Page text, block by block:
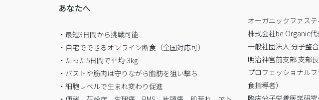
あなたへ
・最短3日間から挑戦可能
・自宅でできるオンライン断食（全国対応可）
・たった5日間で平均-3㎏
・バストや筋肉は守りながら脂肪を狙い撃ち
・細胞レベルで生まれ変わり促進
オーガニックファス
株式会社be Organic
一般社団法人 分子整
明治神宮前支部 支部長
プロフェッショナル
食指導者）
臨床分子栄養医学研